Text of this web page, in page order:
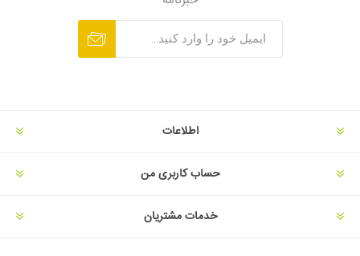
اطلاعات
حساب کاربری من
خدمات مشتریان